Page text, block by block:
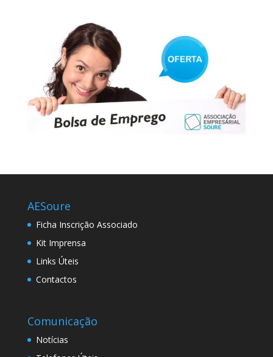
AESoure
Ficha Inscrição Associado
Kit Imprensa
Links Úteis
Contactos
Comunicação
Notícias